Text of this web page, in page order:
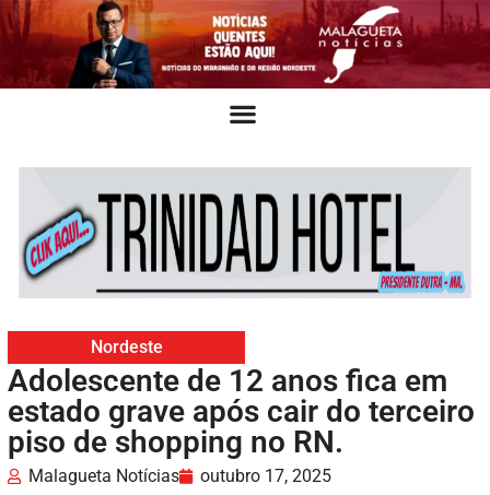
Nordeste
Adolescente de 12 anos fica em
estado grave após cair do terceiro
piso de shopping no RN.
Malagueta Notícias outubro 17, 2025